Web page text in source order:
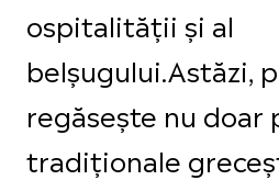
ospitalității și al
belșugului.Astăzi,
regăsește nu doar
tradiționale